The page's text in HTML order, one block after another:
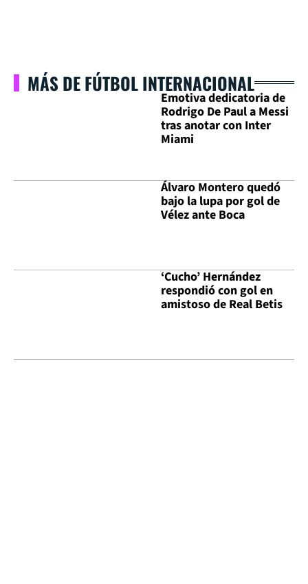
MÁS DE FÚTBOL INTERNACIONAL
Emotiva dedicatoria de
Rodrigo De Paul a Messi
tras anotar con Inter
Miami
Álvaro Montero quedó
bajo la lupa por gol de
Vélez ante Boca
‘Cucho’ Hernández
respondió con gol en
amistoso de Real Betis